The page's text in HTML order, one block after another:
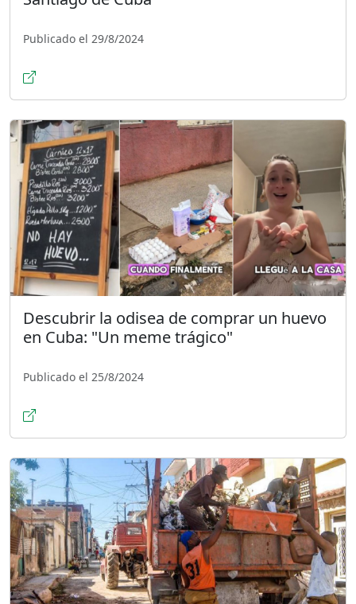
Publicado el 29/8/2024
Descubrir la odisea de comprar un huevo
en Cuba: "Un meme trágico"
Publicado el 25/8/2024